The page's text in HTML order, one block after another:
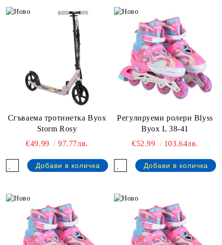
Сгъваема тротинетка Byox
Storm Rosy
€49.99
97.77лв.
Регулируеми ролери Blyss
Byox L 38-41
€52.99
103.64лв.